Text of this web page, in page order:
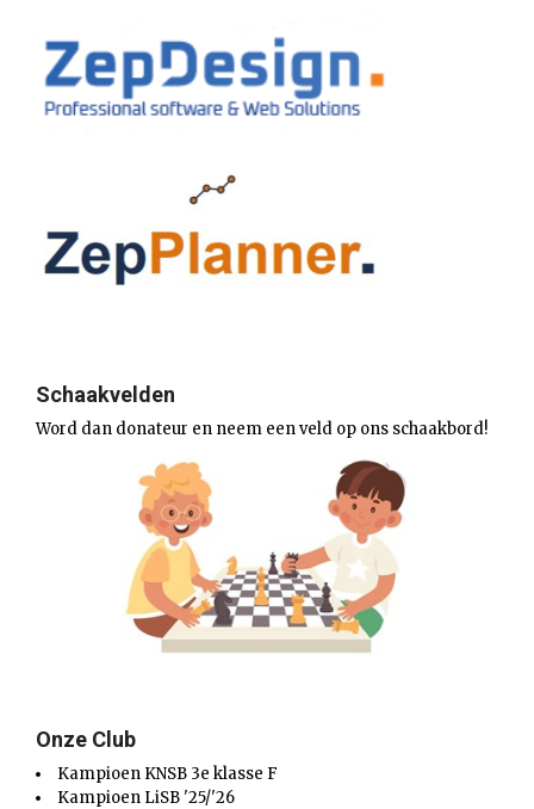
Schaakvelden
Word dan donateur en neem een veld op ons schaakbord!
Onze Club
Kampioen KNSB 3e klasse F
Kampioen LiSB '25/'26